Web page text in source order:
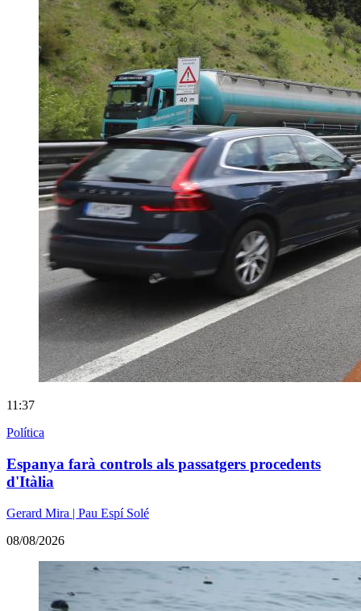
11:37
Política
Espanya farà controls als passatgers procedents
d'Itàlia
Gerard Mira | Pau Espí Solé
08/08/2026